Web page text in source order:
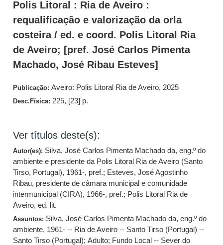
Polis Litoral : Ria de Aveiro :
requalificação e valorização da orla
costeira / ed. e coord. Polis Litoral Ria
de Aveiro; [pref. José Carlos Pimenta
Machado, José Ribau Esteves]
Publicação:Aveiro: Polis Litoral Ria de Aveiro, 2025
Desc.Física:225, [23] p.
Ver títulos deste(s):
Autor(es): Silva, José Carlos Pimenta Machado da, eng.º do
ambiente e presidente da Polis Litoral Ria de Aveiro (Santo
Tirso, Portugal), 1961-, pref.; Esteves, José Agostinho
Ribau, presidente de câmara municipal e comunidade
intermunicipal (CIRA), 1966-, pref.; Polis Litoral Ria de
Aveiro, ed. lit.
Assuntos: Silva, José Carlos Pimenta Machado da, eng.º do
ambiente, 1961- -- Ria de Aveiro -- Santo Tirso (Portugal) --
Santo Tirso (Portugal);Adulto; Fundo Local -- Sever do